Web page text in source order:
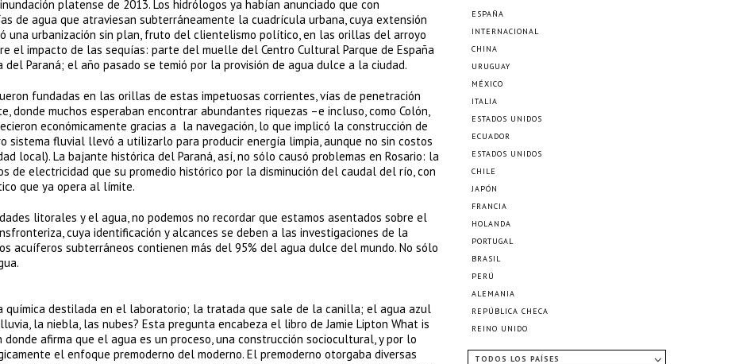
platense de 2013. Los hidrólogos ya habían anunciado que con
de agua que atraviesan subterráneamente la cuadrícula urbana, cuya extensión
una urbanización sin plan, fruto del clientelismo político, en las orillas del arroyo
el impacto de las sequías: parte del muelle del Centro Cultural Parque de España
Paraná; el año pasado se temió por la provisión de agua dulce a la ciudad.
fundadas en las orillas de estas impetuosas corrientes, vías de penetración
donde muchos esperaban encontrar abundantes riquezas –e incluso, como Colón,
económicamente gracias a la navegación, lo que implicó la construcción de
sistema fluvial llevó a utilizarlo para producir energía limpia, aunque no sin costos
local). La bajante histórica del Paraná, así, no sólo causó problemas en Rosario: la
de electricidad que su promedio histórico por la disminución del caudal del río, con
que ya opera al límite.
litorales y el agua, no podemos no recordar que estamos asentados sobre el
cuya identificación y alcances se deben a las investigaciones de la
acuíferos subterráneos contienen más del 95% del agua dulce del mundo. No sólo
química destilada en el laboratorio; la tratada que sale de la canilla; el agua azul
la niebla, las nubes? Esta pregunta encabeza el libro de Jamie Lipton What is
afirma que el agua es un proceso, una construcción sociocultural, y por lo
el enfoque premoderno del moderno. El premoderno otorgaba diversas
ESPAÑA
INTERNACIONAL
CHINA
URUGUAY
MÉXICO
ITALIA
ESTADOS UNIDOS
ECUADOR
ESTADOS UNIDOS
CHILE
JAPÓN
FRANCIA
HOLANDA
PORTUGAL
BRASIL
PERÚ
ALEMANIA
REPÚBLICA CHECA
REINO UNIDO
TODOS LOS PAÍSES